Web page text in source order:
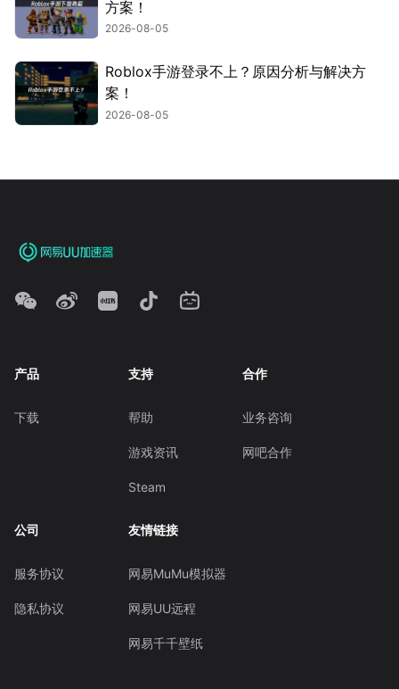
方案！
2026-08-05
Roblox手游登录不上？原因分析与解决方
案！
2026-08-05
产品
下载
支持
帮助
游戏资讯
Steam
合作
业务咨询
网吧合作
公司
服务协议
隐私协议
友情链接
网易MuMu模拟器
网易UU远程
网易千千壁纸